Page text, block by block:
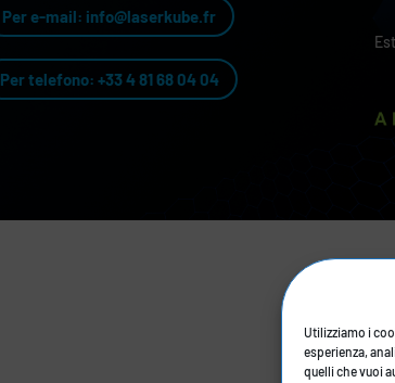
Utilizziamo i
esperienza,
quelli che vuoi
Per e-mail: info@laserkube.fr
Per telefono: +33 4 81 68 04 04